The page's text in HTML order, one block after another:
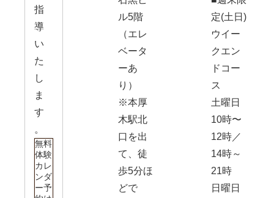
指
導
い
た
し
ま
す
。
無料
体験
カレ
ンダ
ー予
ル5階
（エレ
ベータ
ーあ
り）
※本厚
木駅北
口を出
て、徒
歩5分ほ
どで
定(土日)
ウイー
クエン
ドコー
ス
土曜日
10時〜
12時／
14時～
21時
日曜日